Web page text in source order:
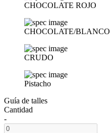
CHOCOLATE ROJO
CHOCOLATE/BLANCO
CRUDO
Pistacho
Guía de talles
Cantidad
-